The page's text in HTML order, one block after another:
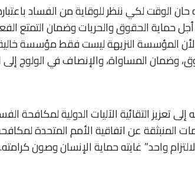
الوقت لكي ننظر للوقاية من الفساد
حماية الحقوق والحريات وضمان التمتع
لأن المؤسسة النزيهة ليست فقط مؤسسة
وضمان المساواة، والإنصاف في الولوج إلى
تعزيز التقائية الآليات الدولية لمكافحة
المنبثقة عن اتفاقية الأمم المتحدة
واحد” غايته حماية الإنسان وصون كرامته.